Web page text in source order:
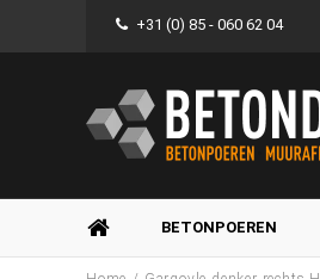
+31 (0) 85 - 060 62 04
BETONPOEREN